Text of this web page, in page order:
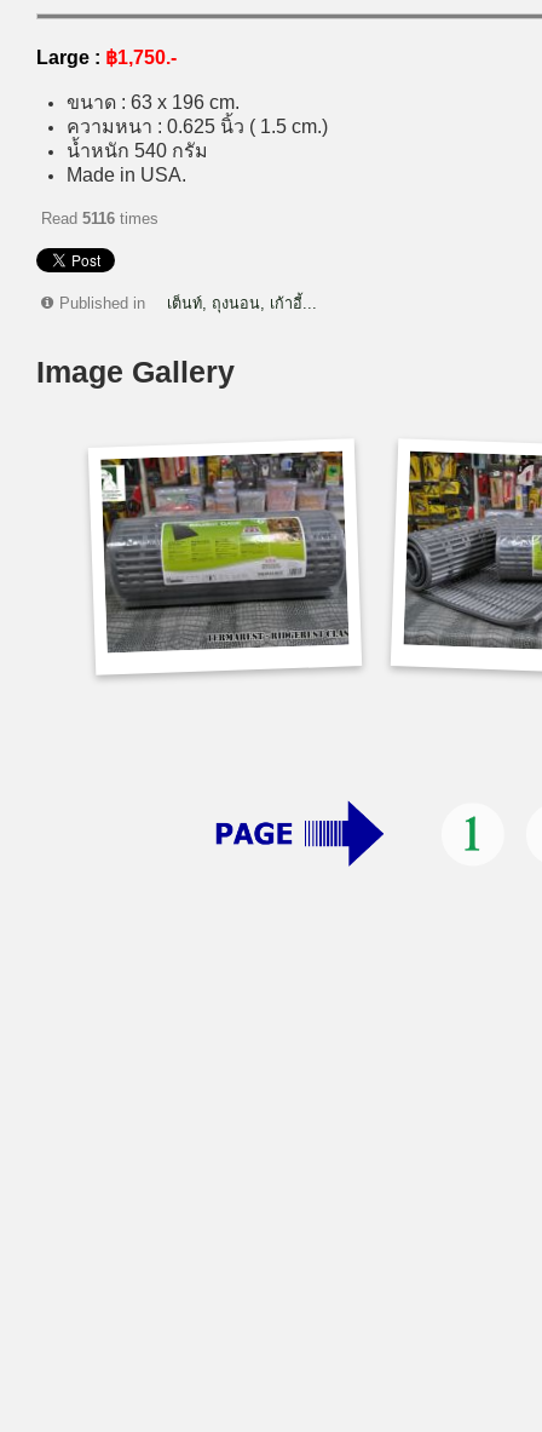
Large : ฿1,750.-
ขนาด : 63 x 196 cm.
ความหนา : 0.625 นิ้ว ( 1.5 cm.)
น้ำหนัก 540 กรัม
Made in USA.
Read 5116 times
Published in เต็นท์, ถุงนอน, เก้าอี้...
Image Gallery